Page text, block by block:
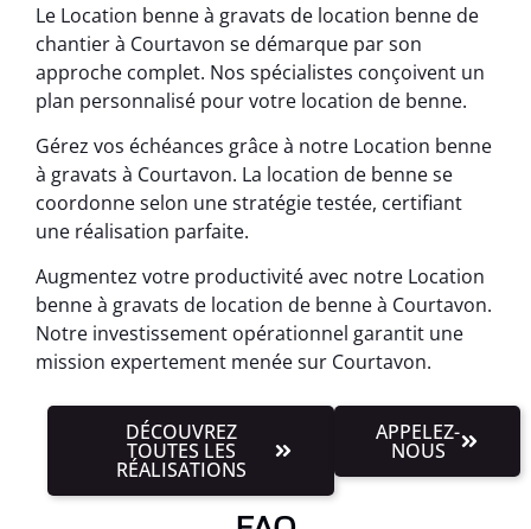
Le Location benne à gravats de location benne de
chantier à Courtavon se démarque par son
approche complet. Nos spécialistes conçoivent un
plan personnalisé pour votre location de benne.
Gérez vos échéances grâce à notre Location benne
à gravats à Courtavon. La location de benne se
coordonne selon une stratégie testée, certifiant
une réalisation parfaite.
Augmentez votre productivité avec notre Location
benne à gravats de location de benne à Courtavon.
Notre investissement opérationnel garantit une
mission expertement menée sur Courtavon.
DÉCOUVREZ
TOUTES LES
RÉALISATIONS
APPELEZ-
NOUS